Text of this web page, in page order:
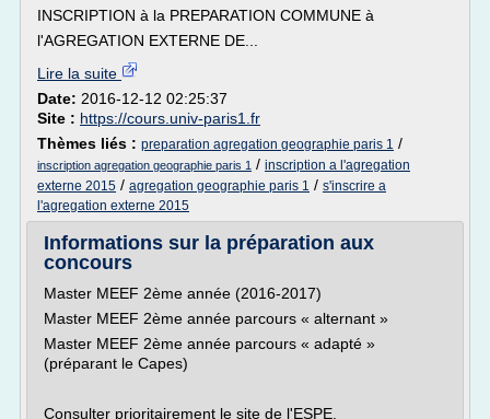
INSCRIPTION à la PREPARATION COMMUNE à
l'AGREGATION EXTERNE DE...
Lire la suite
Date: 2016-12-12 02:25:37
Site : https://cours.univ-paris1.fr
Thèmes liés : preparation agregation geographie paris 1 /
inscription agregation geographie paris 1 / inscription a l'agregation
externe 2015 / agregation geographie paris 1 / s'inscrire a
l'agregation externe 2015
Informations sur la préparation aux
concours
Master MEEF 2ème année (2016-2017)
Master MEEF 2ème année parcours « alternant »
Master MEEF 2ème année parcours « adapté »
(préparant le Capes)
Consulter prioritairement le site de l'ESPE.